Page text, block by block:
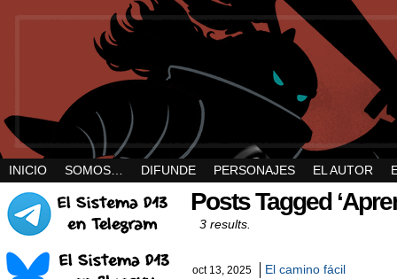
INICIO SOMOS… DIFUNDE PERSONAJES EL AUTOR
Posts Tagged
3 results.
oct 13, 2025 El camino fácil